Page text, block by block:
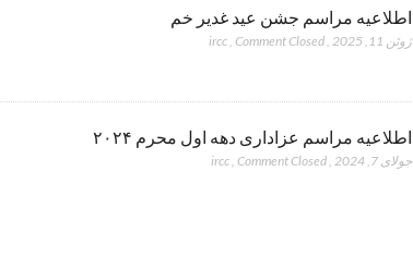
اطلاعیه مراسم جشن عید غدیر خم
ژوئن 11, 2025 ,
ircc, Comment Closed
اطلاعیه مراسم عزاداری دهه اول محرم ۲۰۲۴
جولای 7, 2024 ,
ircc, Comment Closed